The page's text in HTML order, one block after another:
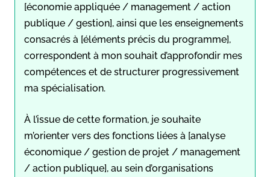
[économie appliquée / management / action
publique / gestion], ainsi que les enseignements
consacrés à [éléments précis du programme],
correspondent à mon souhait d’approfondir mes
compétences et de structurer progressivement
ma spécialisation.
À l’issue de cette formation, je souhaite
m’orienter vers des fonctions liées à [analyse
économique / gestion de projet / management
/ action publique], au sein d’organisations